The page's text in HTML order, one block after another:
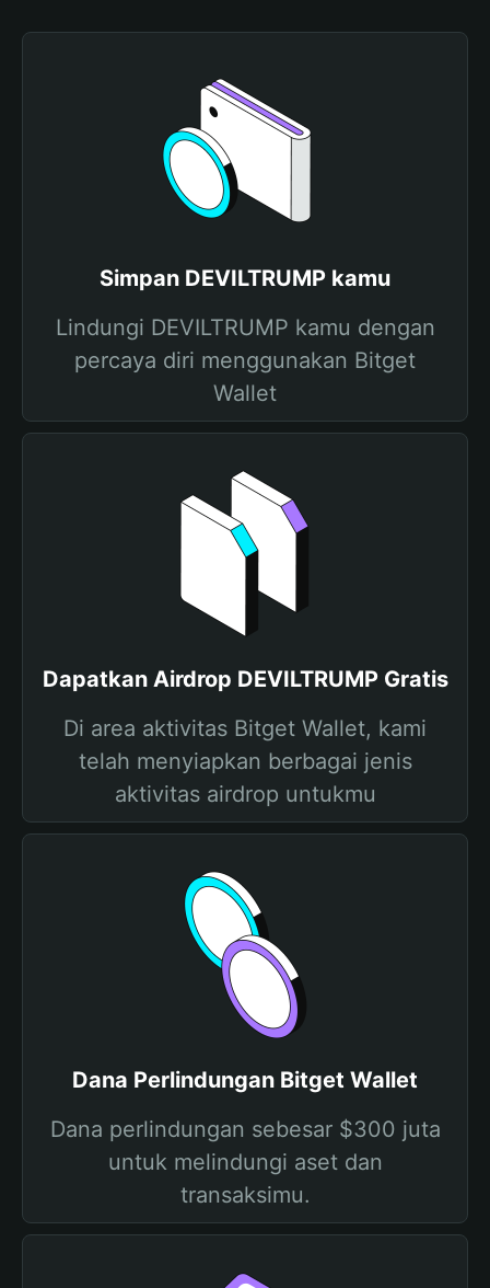
Simpan DEVILTRUMP kamu
Lindungi DEVILTRUMP kamu dengan
percaya diri menggunakan Bitget
Wallet
Dapatkan Airdrop DEVILTRUMP Gratis
Di area aktivitas Bitget Wallet, kami
telah menyiapkan berbagai jenis
aktivitas airdrop untukmu
Dana Perlindungan Bitget Wallet
Dana perlindungan sebesar $300 juta
untuk melindungi aset dan
transaksimu.